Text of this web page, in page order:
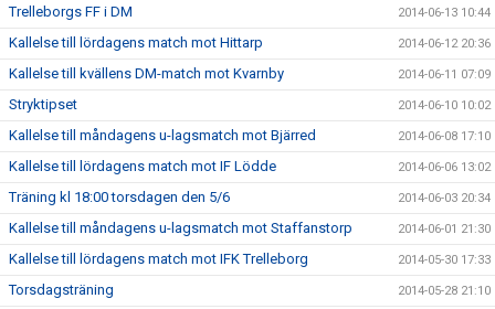
Trelleborgs FF i DM 2014-06-13 10:44
Kallelse till lördagens match mot Hittarp 2014-06-12 20:36
Kallelse till kvällens DM-match mot Kvarnby 2014-06-11 07:09
Stryktipset 2014-06-10 10:02
Kallelse till måndagens u-lagsmatch mot Bjärred 2014-06-08 17:10
Kallelse till lördagens match mot IF Lödde 2014-06-06 13:02
Träning kl 18:00 torsdagen den 5/6 2014-06-03 20:34
Kallelse till måndagens u-lagsmatch mot Staffanstorp 2014-06-01 21:30
Kallelse till lördagens match mot IFK Trelleborg 2014-05-30 17:33
Torsdagsträning 2014-05-28 21:10